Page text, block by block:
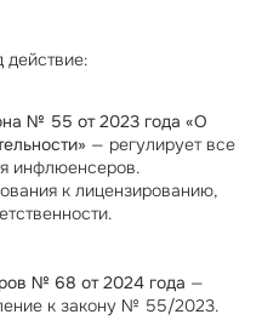
№ 55 от 2023 года «О
— регулирует все
инфлюенсеров.
к лицензированию,
№ 68 от 2024 года —
к закону № 55/2023.